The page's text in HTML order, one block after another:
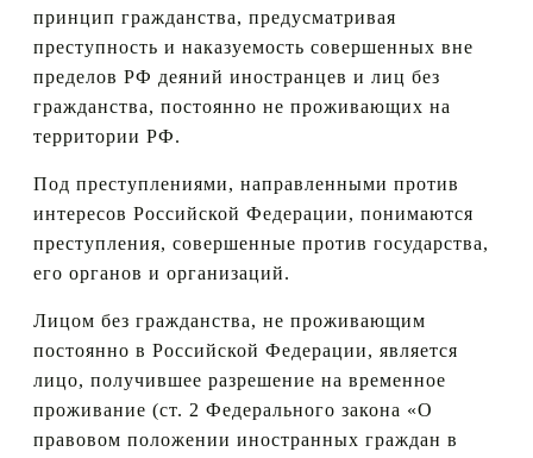
принцип гражданства, предусматривая
преступность и наказуемость совершенных вне
пределов РФ деяний иностранцев и лиц без
гражданства, постоянно не проживающих на
территории РФ.
Под преступлениями, направленными против
интересов Российской Федерации, понимаются
преступления, совершенные против государства,
его органов и организаций.
Лицом без гражданства, не проживающим
постоянно в Российской Федерации, является
лицо, получившее разрешение на временное
проживание (ст. 2 Федерального закона «О
правовом положении иностранных граждан в